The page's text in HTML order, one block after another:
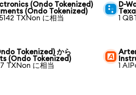
(Ondo Tokenized)
(Ondo Tokenized)
TXNon に相当
D-
1
Tokenized) から
(Ondo Tokenized)
TXNon に相当
1